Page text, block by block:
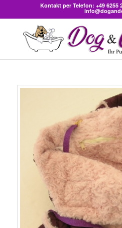
Kontakt per Telefon: +49 6255